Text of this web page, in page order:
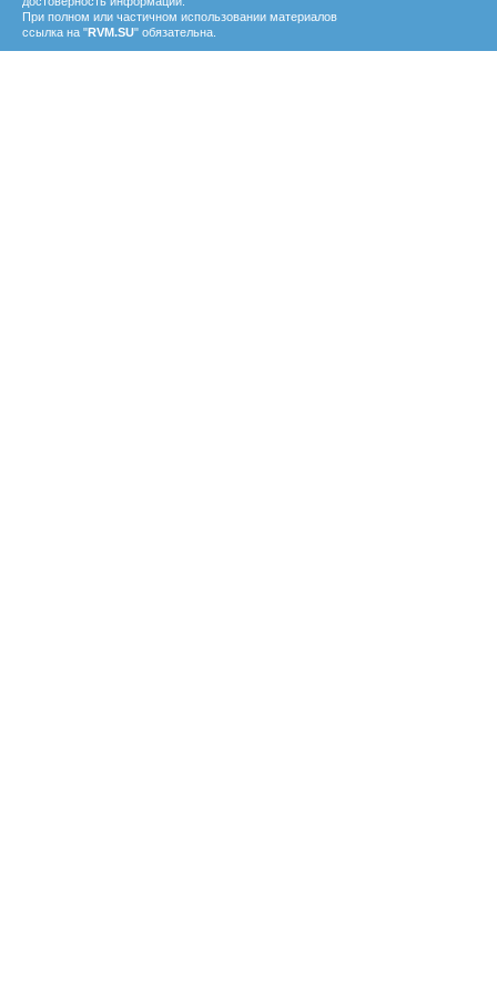
При полном или частичном использовании материалов
ссылка на "RVM.SU" обязательна.